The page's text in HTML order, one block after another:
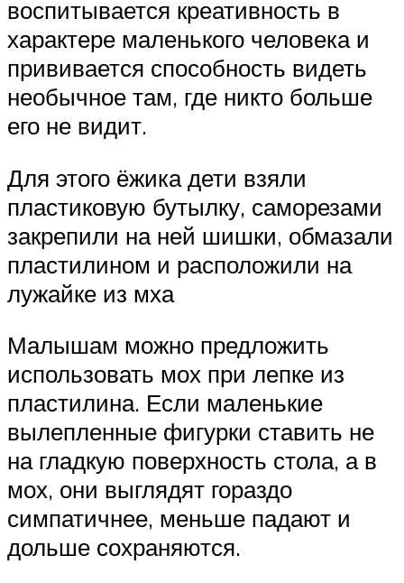
воспитывается креативность в
характере маленького человека и
прививается способность видеть
необычное там, где никто больше
его не видит.
Для этого ёжика дети взяли
пластиковую бутылку, саморезами
закрепили на ней шишки, обмазали
пластилином и расположили на
лужайке из мха
Малышам можно предложить
использовать мох при лепке из
пластилина. Если маленькие
вылепленные фигурки ставить не
на гладкую поверхность стола, а в
мох, они выглядят гораздо
симпатичнее, меньше падают и
дольше сохраняются.